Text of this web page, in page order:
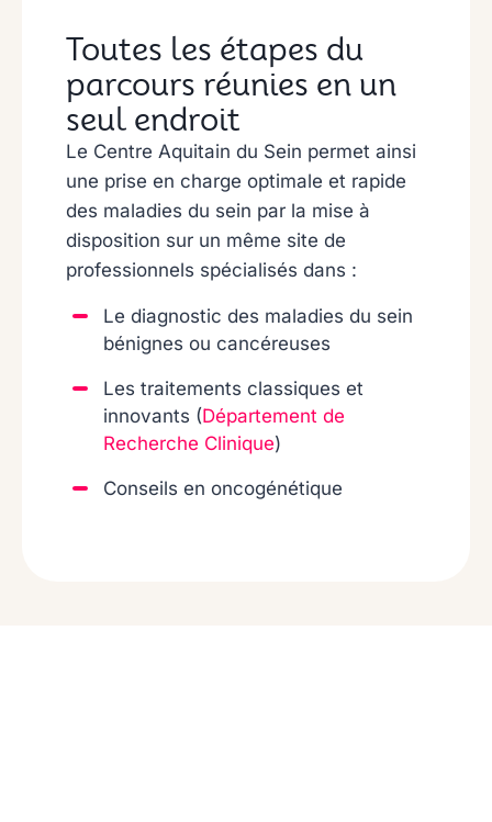
Toutes les étapes du
parcours réunies en un
seul endroit
Le Centre Aquitain du Sein permet ainsi
une prise en charge optimale et rapide
des maladies du sein par la mise à
disposition sur un même site de
professionnels spécialisés dans :
Le diagnostic des maladies du sein
bénignes ou cancéreuses
Les traitements classiques et
innovants (Département de
Recherche Clinique)
Conseils en oncogénétique